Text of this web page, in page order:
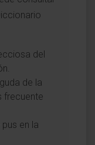
del
de la
frecuente
en la